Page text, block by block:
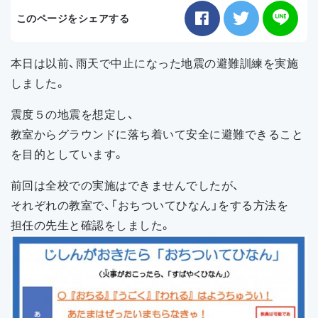
お知らせ
このページをシェアする
本日は以前、雨天で中止になった地震の避難訓練を実施
しました。
震度５の地震を想定し、
教室からグラウンドに落ち着いて安全に避難できること
を目的としています。
前回は全校での実施はできませんでしたが、
それぞれの教室で、「おちついてひなん」をする方法を
担任の先生と確認をしました。